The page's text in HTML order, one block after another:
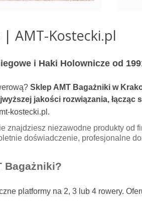
AMT-Kostecki.pl
i Haki Holownicze od
Sklep AMT Bagażniki w
jakości rozwiązania, łącząc
kostecki.pl.
znajdziesz niezawodne produkty od
doświadczenie, profesjonalne
Bagażniki?
platformy na 2, 3 lub 4 rowery.